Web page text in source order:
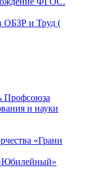
ОБЗР и Труд (
Профсоюза
и науки
«Грани